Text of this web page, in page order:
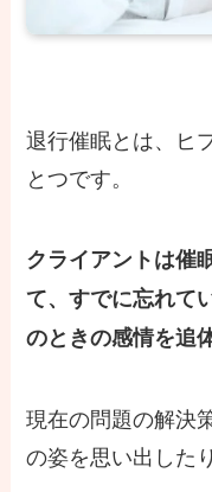
退行催眠とは、ヒ
とつです。
クライアントは催
て、すでに忘れて
のときの感情を追
現在の問題の解決
の姿を思い出した